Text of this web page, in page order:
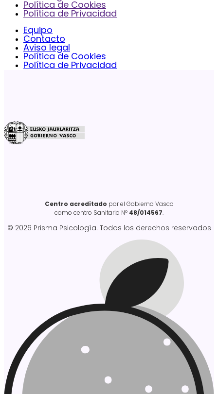
Política de Cookies
Política de Privacidad
Equipo
Contacto
Aviso legal
Política de Cookies
Política de Privacidad
Centro acreditado por el Gobierno Vasco
como centro Sanitario Nº 48/014567.
© 2026 Prisma Psicología. Todos los derechos reservados